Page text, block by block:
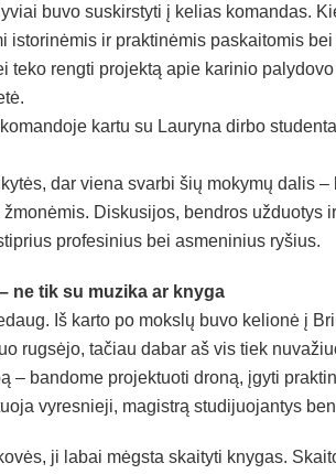
buvo suskirstyti į kelias komandas.
istorinėmis ir praktinėmis paskaitomis
teko rengti projektą apie karinio
kartu su Lauryna dirbo
dar viena svarbi šių mokymų dalis
žmonėmis. Diskusijos, bendros
profesinius bei asmeninius ryšius.
ne tik su muzika ar knyga
Iš karto po mokslų buvo kelionė į
rugsėjo, tačiau dabar aš vis tiek
– bandome projektuoti droną, įgyti
vyresnieji, magistrą studijuojantys
ji labai mėgsta skaityti knygas.